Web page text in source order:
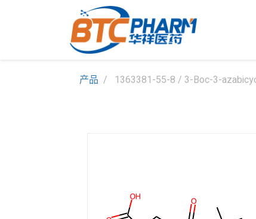
产品 1363381-55-8 / 3-Boc-3-